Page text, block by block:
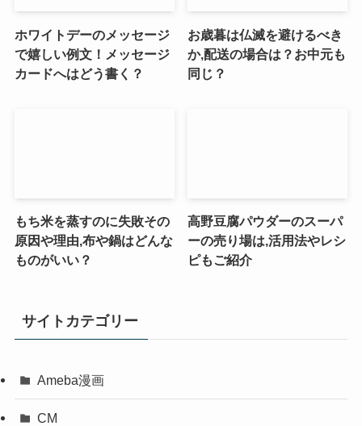
ホワイトデーのメッセージ
で嬉しい例文！メッセージ
カードへはどう書く？
お歳暮は仏滅を避けるべき
か,配送の場合は？お中元も
同じ？
もち米を蒸すのに失敗その
原因や理由,布や鍋はどんな
ものがいい？
高野豆腐パウダーのスーパ
ーの売り場は,活用法やレシ
ピもご紹介
サイトカテゴリー
Ameba漫画
CM